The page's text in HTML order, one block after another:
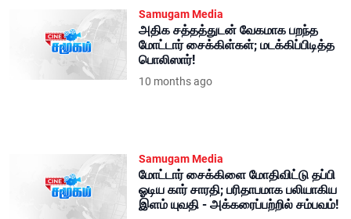
Samugam Media
அதிக சத்தத்துடன் வேகமாக பறந்த
மோட்டார் சைக்கிள்கள்; மடக்கிப்பிடித்த
பொலிஸார்!
10 months ago
Samugam Media
மோட்டார் சைக்கிளை மோதிவிட்டு தப்பி
ஓடிய கார் சாரதி; பரிதாபமாக பலியாகிய
இளம் யுவதி - அக்கரைப்பற்றில் சம்பவம்!